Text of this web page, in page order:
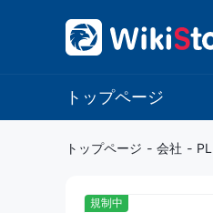
トップページ
トップページ - 会社 -
規制中
0
1
2
0
1
2